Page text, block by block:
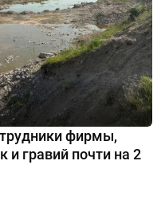
фирмы,
и гравий почти на 2